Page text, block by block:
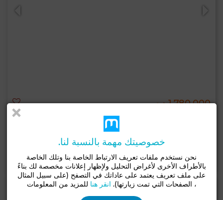
1,780,000 د.م
لإتصال اتصل الواتساب
خصوصيتك مهمة بالنسبة لنا.
نحن نستخدم ملفات تعريف الارتباط الخاصة بنا وتلك الخاصة
بالأطراف الأخرى لأغراض التحليل ولإظهار إعلانات مخصصة لك بناءً
على ملف تعريف يعتمد على عاداتك في التصفح (على سبيل المثال
، الصفحات التي تمت زيارتها). انقر هنا للمزيد من المعلومات